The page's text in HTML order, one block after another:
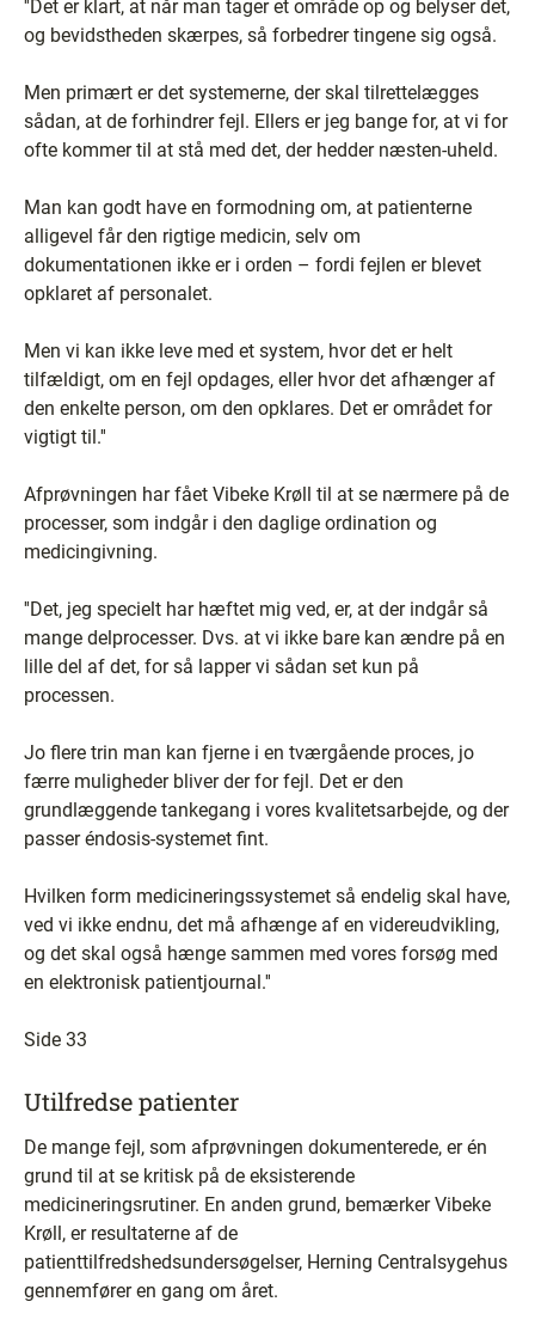
''Det er klart, at når man tager et område op og belyser det,
og bevidstheden skærpes, så forbedrer tingene sig også.
Men primært er det systemerne, der skal tilrettelægges
sådan, at de forhindrer fejl. Ellers er jeg bange for, at vi for
ofte kommer til at stå med det, der hedder næsten-uheld.
Man kan godt have en formodning om, at patienterne
alligevel får den rigtige medicin, selv om
dokumentationen ikke er i orden – fordi fejlen er blevet
opklaret af personalet.
Men vi kan ikke leve med et system, hvor det er helt
tilfældigt, om en fejl opdages, eller hvor det afhænger af
den enkelte person, om den opklares. Det er området for
vigtigt til.''
Afprøvningen har fået Vibeke Krøll til at se nærmere på de
processer, som indgår i den daglige ordination og
medicingivning.
''Det, jeg specielt har hæftet mig ved, er, at der indgår så
mange delprocesser. Dvs. at vi ikke bare kan ændre på en
lille del af det, for så lapper vi sådan set kun på
processen.
Jo flere trin man kan fjerne i en tværgående proces, jo
færre muligheder bliver der for fejl. Det er den
grundlæggende tankegang i vores kvalitetsarbejde, og der
passer éndosis-systemet fint.
Hvilken form medicineringssystemet så endelig skal have,
ved vi ikke endnu, det må afhænge af en videreudvikling,
og det skal også hænge sammen med vores forsøg med
en elektronisk patientjournal.''
Side 33
Utilfredse patienter
De mange fejl, som afprøvningen dokumenterede, er én
grund til at se kritisk på de eksisterende
medicineringsrutiner. En anden grund, bemærker Vibeke
Krøll, er resultaterne af de
patienttilfredshedsundersøgelser, Herning Centralsygehus
gennemfører en gang om året.